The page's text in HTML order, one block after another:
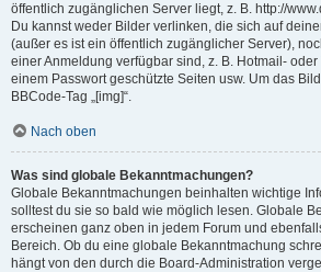
öffentlich zugänglichen Server liegt, z. B. http://
Du kannst weder Bilder verlinken, die sich auf
(außer es ist ein öffentlich zugänglicher Server),
einer Anmeldung verfügbar sind, z. B. Hotmail-
einem Passwort geschützte Seiten usw. Um das
BBCode-Tag „[img]“.
Nach oben
Was sind globale Bekanntmachungen?
Globale Bekanntmachungen beinhalten wichtige
solltest du sie so bald wie möglich lesen. Globale
erscheinen ganz oben in jedem Forum und
Bereich. Ob du eine globale Bekanntmachung
hängt von den durch die Board-Administration